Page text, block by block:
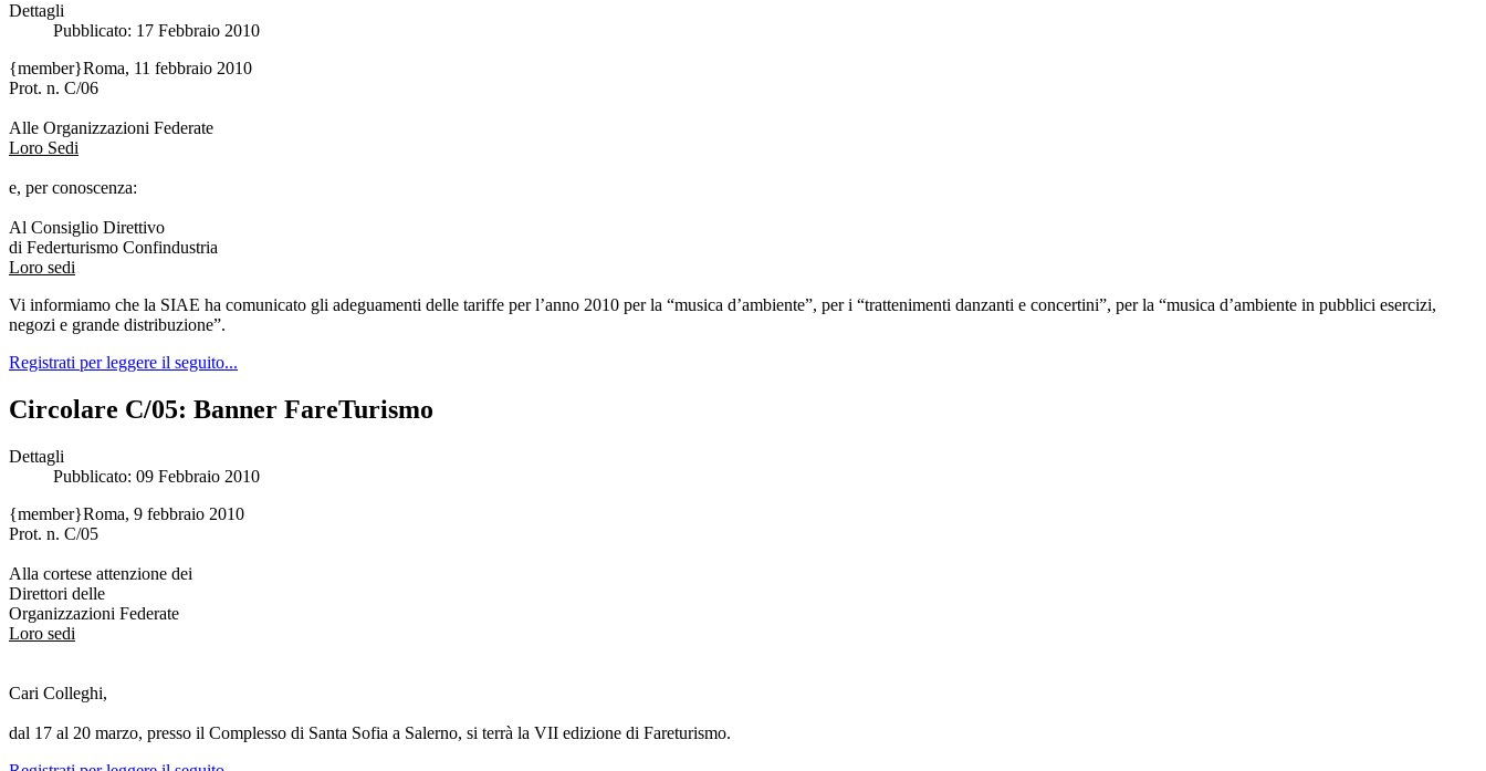
Dettagli
Pubblicato: 17 Febbraio 2010
{member}Roma, 11 febbraio 2010
Prot. n. C/06
Alle Organizzazioni Federate
Loro Sedi
e, per conoscenza:
Al Consiglio Direttivo
di Federturismo Confindustria
Loro sedi
Vi informiamo che la SIAE ha comunicato gli adeguamenti delle tariffe per l’anno 2010 per la “musica d’ambiente”, per i “trattenimenti danzanti e concertini”, per la “musica d’ambiente in pubblici esercizi,
negozi e grande distribuzione”.
Registrati per leggere il seguito...
Circolare C/05: Banner FareTurismo
Dettagli
Pubblicato: 09 Febbraio 2010
{member}Roma, 9 febbraio 2010
Prot. n. C/05
Alla cortese attenzione dei
Direttori delle
Organizzazioni Federate
Loro sedi
Cari Colleghi,
dal 17 al 20 marzo, presso il Complesso di Santa Sofia a Salerno, si terrà la VII edizione di Fareturismo.